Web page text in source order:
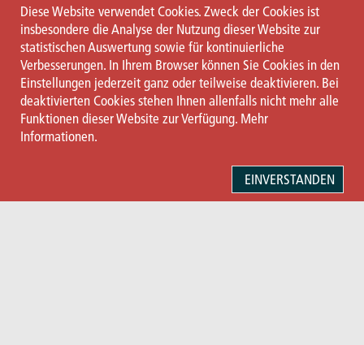
Diese Website verwendet Cookies. Zweck der Cookies ist
insbesondere die Analyse der Nutzung dieser Website zur
statistischen Auswertung sowie für kontinuierliche
Verbesserungen. In Ihrem Browser können Sie Cookies in den
Einstellungen jederzeit ganz oder teilweise deaktivieren. Bei
deaktivierten Cookies stehen Ihnen allenfalls nicht mehr alle
Funktionen dieser Website zur Verfügung. Mehr
Informationen.
EINVERSTANDEN